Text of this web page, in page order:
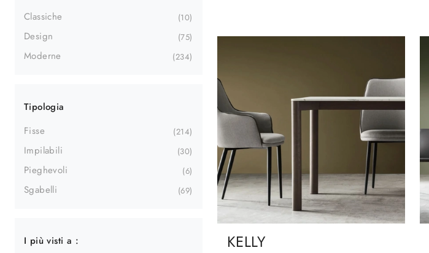
Classiche
10
Design 75
Moderne 234
Tipologia
Fisse
214
Impilabili 30
Pieghevoli 6
Sgabelli 69
I più visti a :
KELLY